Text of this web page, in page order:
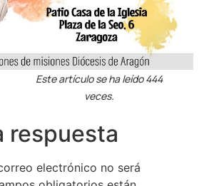
Este artículo se ha leído 444
veces.
respuesta
electrónico no será